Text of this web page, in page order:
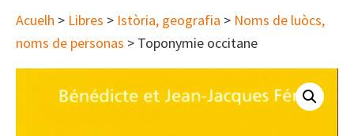
Acuelh > Libres > Istòria, geografia > Noms de luòcs,
noms de personas > Toponymie occitane